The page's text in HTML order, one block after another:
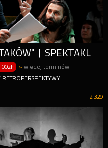
| SPEKTAKL
»więcej terminów
2 329